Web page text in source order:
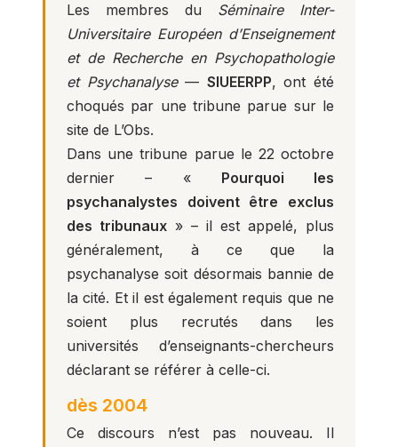
Les membres du Séminaire Inter-
Universitaire Européen d’Enseignement
et de Recherche en Psychopathologie
et Psychanalyse— SIUEERPP, ont été
choqués par une tribune parue sur le
site de L’Obs.
Dans une tribune parue le 22 octobre
dernier – « Pourquoi les
psychanalystes doivent être exclus
des tribunaux » – il est appelé, plus
généralement, à ce que la
psychanalyse soit désormais bannie de
la cité. Et il est également requis que ne
soient plus recrutés dans les
universités d’enseignants-chercheurs
déclarant se référer à celle-ci.
dès 2004
Ce discours n’est pas nouveau. Il